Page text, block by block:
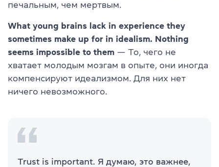
печальным, чем мертвым.
What young brains lack in experience they
sometimes make up for in idealism. Nothing
seems impossible to them — То, чего не
хватает молодым мозгам в опыте, они иногда
компенсируют идеализмом. Для них нет
ничего невозможного.
Trust is important. Я думаю, это важнее,